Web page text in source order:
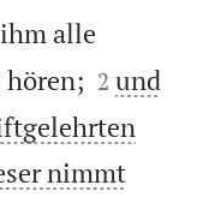
alle
hören; 

2 und
nimmt